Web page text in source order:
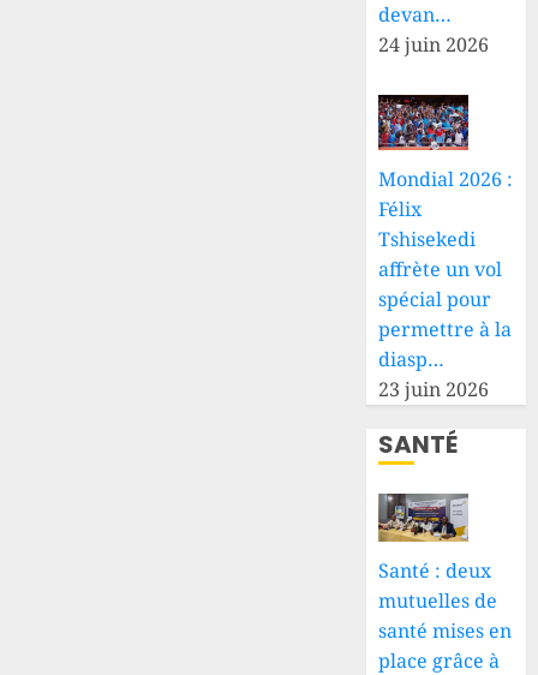
devan…
24 juin 2026
Mondial 2026 :
Félix
Tshisekedi
affrète un vol
spécial pour
permettre à la
diasp…
23 juin 2026
SANTÉ
Santé : deux
mutuelles de
santé mises en
place grâce à